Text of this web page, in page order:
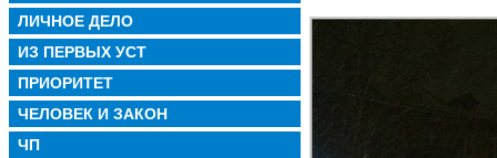
ЛИЧНОЕ ДЕЛО
ИЗ ПЕРВЫХ УСТ
ПРИОРИТЕТ
ЧЕЛОВЕК И ЗАКОН
ЧП